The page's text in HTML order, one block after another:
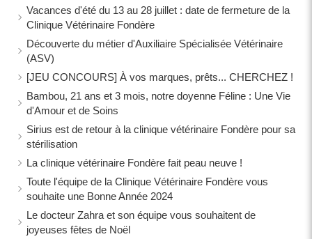
Vacances d'été du 13 au 28 juillet : date de fermeture de la
Clinique Vétérinaire Fondère
Découverte du métier d'Auxiliaire Spécialisée Vétérinaire
(ASV)
[JEU CONCOURS] À vos marques, prêts... CHERCHEZ !
Bambou, 21 ans et 3 mois, notre doyenne Féline : Une Vie
d'Amour et de Soins
Sirius est de retour à la clinique vétérinaire Fondère pour sa
stérilisation
La clinique vétérinaire Fondère fait peau neuve !
Toute l'équipe de la Clinique Vétérinaire Fondère vous
souhaite une Bonne Année 2024
Le docteur Zahra et son équipe vous souhaitent de
joyeuses fêtes de Noël